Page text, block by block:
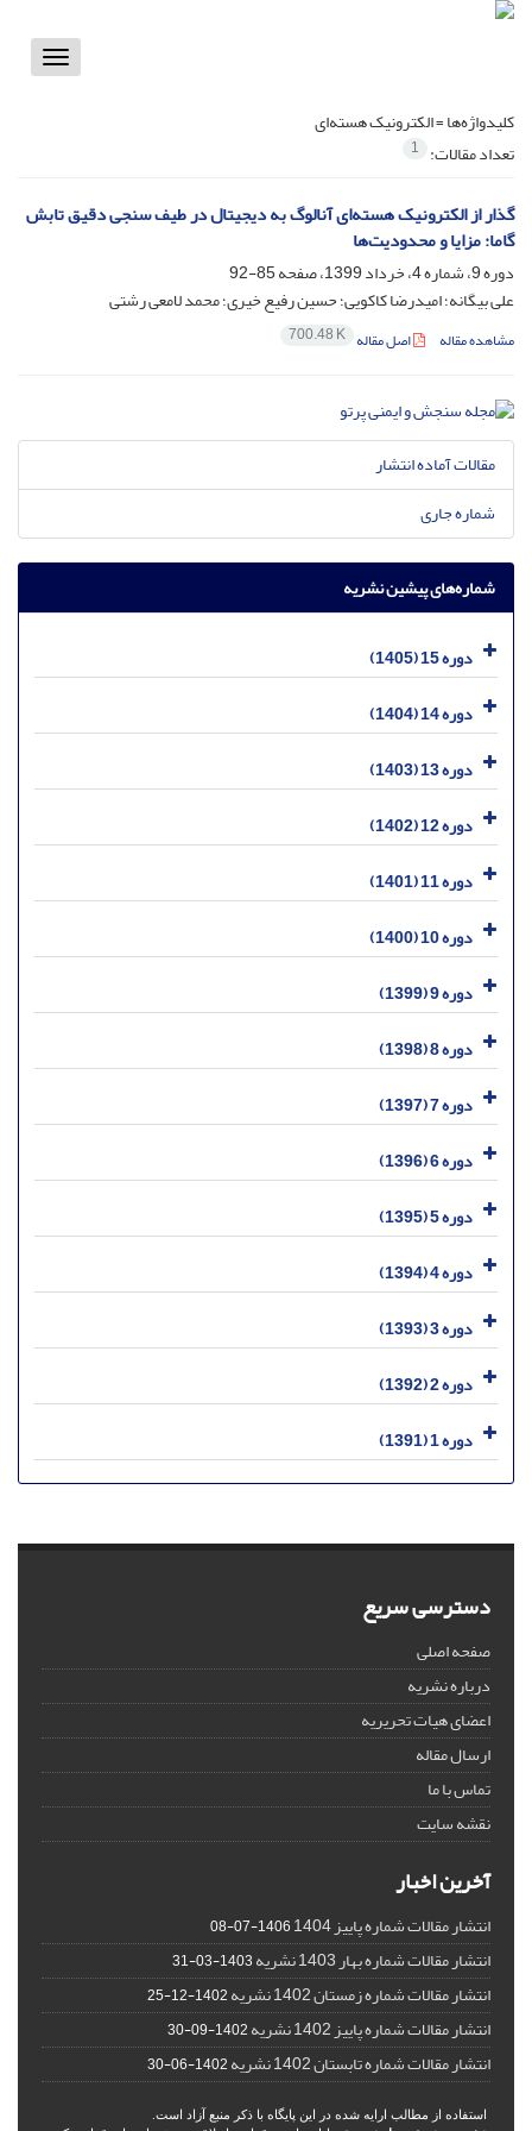
Toggle
کلیدواژه‌ها =الکترونیک هسته‌ای
تعداد مقالات: 1
گذار از الکترونیک هسته‌ای آنالوگ به دیجیتال در طیف سنجی دقیق تابش
گاما: مزایا و محدودیت‌ها
دوره 9، شماره 4، خرداد 1399، صفحه
85-92
علی بیگانه؛ امیدرضا کاکویی؛ حسین رفیع خیری؛ محمد لامعی رشتی
مشاهده مقاله اصل مقاله 700.48 K
مقالات آماده انتشار
شماره جاری
شماره‌های پیشین نشریه
دوره 15 (1405)
دوره 14 (1404)
دوره 13 (1403)
دوره 12 (1402)
دوره 11 (1401)
دوره 10 (1400)
دوره 9 (1399)
دوره 8 (1398)
دوره 7 (1397)
دوره 6 (1396)
دوره 5 (1395)
دوره 4 (1394)
دوره 3 (1393)
دوره 2 (1392)
دوره 1 (1391)
دسترسی سریع
صفحه اصلی
درباره نشریه
اعضای هیات تحریریه
ارسال مقاله
تماس با ما
نقشه سایت
آخرین اخبار
انتشار مقالات شماره پاییز 1404 1406-07-08
انتشار مقالات شماره بهار 1403 نشریه 1403-03-31
انتشار مقالات شماره زمستان 1402 نشریه 1402-12-25
انتشار مقالات شماره پاییز 1402 نشریه 1402-09-30
انتشار مقالات شماره تابستان 1402 نشریه 1402-06-30
استفاده از مطالب ارایه شده در این پایگاه با ذکر منبع آزاد است.